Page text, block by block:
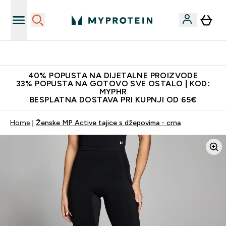
40% POPUSTA NA DIJETALNE PROIZVODE
33% POPUSTA NA GOTOVO SVE OSTALO | KOD:
MYPHR
BESPLATNA DOSTAVA PRI KUPNJI OD 65€
Home Ženske MP Active tajice s džepovima - crna